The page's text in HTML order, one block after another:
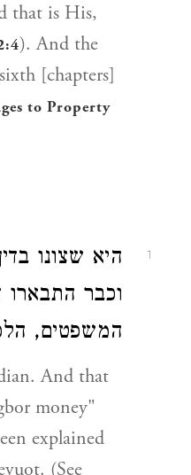
that is His,
). And the
[chapters]
to Property
1
היא שצונו
וכבר התבארו
המשפטים,
And that
money"
explained
(See